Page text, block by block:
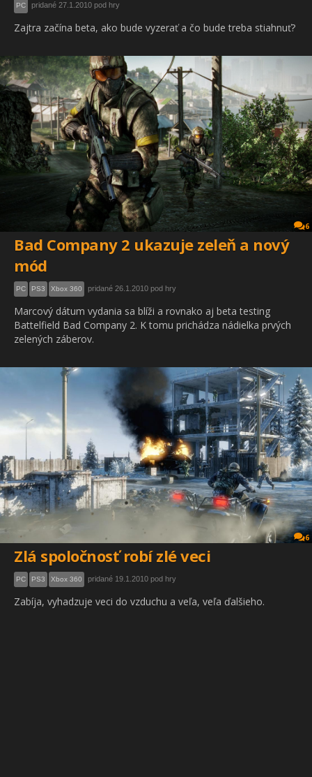
PC pridané 27.1.2010 pod hry
Zajtra začína beta, ako bude vyzerať a čo bude treba stiahnuť?
6
Bad Company 2 ukazuje zeleň a nový
mód
PC PS3 Xbox 360 pridané 26.1.2010 pod hry
Marcový dátum vydania sa blíži a rovnako aj beta testing
Battelfield Bad Company 2. K tomu prichádza nádielka prvých
zelených záberov.
6
Zlá spoločnosť robí zlé veci
PC PS3 Xbox 360 pridané 19.1.2010 pod hry
Zabíja, vyhadzuje veci do vzduchu a veľa, veľa ďalšieho.